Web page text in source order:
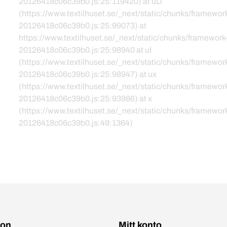
(https://www.textilhuset.se/_next/static/chunks/
20126418c06c39b0.js:25:99073) at
https://www.textilhuset.se/_next/static/chunks/
20126418c06c39b0.js:25:98940 at uI
(https://www.textilhuset.se/_next/static/chunks/
20126418c06c39b0.js:25:98947) at ux
(https://www.textilhuset.se/_next/static/chunks/
20126418c06c39b0.js:25:93986) at x
(https://www.textilhuset.se/_next/static/chunks/
20126418c06c39b0.js:49:1364)